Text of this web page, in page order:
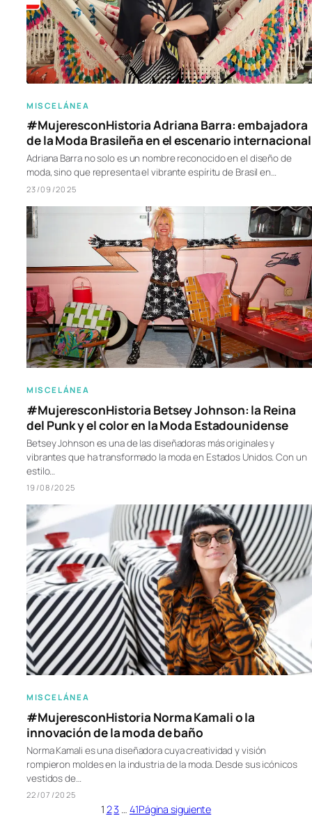
MISCELÁNEA
#MujeresconHistoria Adriana Barra: embajadora
de la Moda Brasileña en el escenario internacional
Adriana Barra no solo es un nombre reconocido en el diseño de
moda, sino que representa el vibrante espíritu de Brasil en…
23/09/2025
MISCELÁNEA
#MujeresconHistoria Betsey Johnson: la Reina
del Punk y el color en la Moda Estadounidense
Betsey Johnson es una de las diseñadoras más originales y
vibrantes que ha transformado la moda en Estados Unidos. Con un
estilo…
19/08/2025
MISCELÁNEA
#MujeresconHistoria Norma Kamali o la
innovación de la moda de baño
Norma Kamali es una diseñadora cuya creatividad y visión
rompieron moldes en la industria de la moda. Desde sus icónicos
vestidos de…
22/07/2025
1 23 … 41Página siguiente